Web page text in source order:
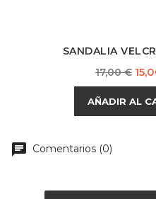
SANDALIA
Precio
base
17,00 €
AÑADIR AL
chat Comentarios (0)